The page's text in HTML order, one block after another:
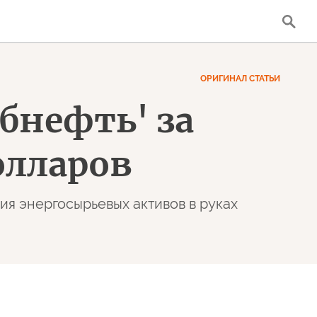
ОРИГИНАЛ СТАТЬИ
за
энергосырьевых активов в руках